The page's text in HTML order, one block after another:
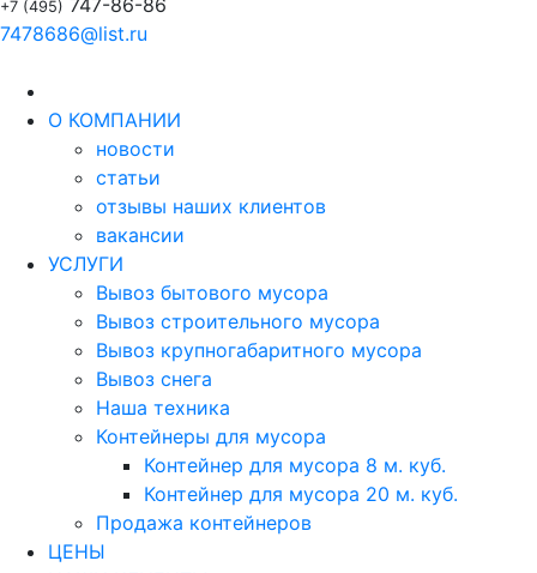
+7 (495) 747-86-86
7478686@list.ru
О КОМПАНИИ
новости
статьи
отзывы наших клиентов
вакансии
УСЛУГИ
Вывоз бытового мусора
Вывоз строительного мусора
Вывоз крупногабаритного мусора
Вывоз снега
Наша техника
Контейнеры для мусора
Контейнер для мусора 8 м. куб.
Контейнер для мусора 20 м. куб.
Продажа контейнеров
ЦЕНЫ